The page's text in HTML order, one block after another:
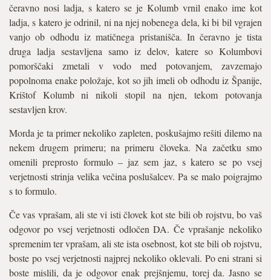
čeravno nosi ladja, s katero se je Kolumb vrnil enako ime kot
ladja, s katero je odrinil, ni na njej nobenega dela, ki bi bil vgrajen
vanjo ob odhodu iz matičnega pristanišča. In čeravno je tista
druga ladja sestavljena samo iz delov, katere so Kolumbovi
pomorščaki zmetali v vodo med potovanjem, zavzemajo
popolnoma enake položaje, kot so jih imeli ob odhodu iz Španije,
Krištof Kolumb ni nikoli stopil na njen, tekom potovanja
sestavljen krov.
Morda je ta primer nekoliko zapleten, poskušajmo rešiti dilemo na
nekem drugem primeru; na primeru človeka. Na začetku smo
omenili preprosto formulo – jaz sem jaz, s katero se po vsej
verjetnosti strinja velika večina poslušalcev. Pa se malo poigrajmo
s to formulo.
Če vas vprašam, ali ste vi isti človek kot ste bili ob rojstvu, bo vaš
odgovor po vsej verjetnosti odločen DA. Če vprašanje nekoliko
spremenim ter vprašam, ali ste ista osebnost, kot ste bili ob rojstvu,
boste po vsej verjetnosti najprej nekoliko oklevali. Po eni strani si
boste mislili, da je odgovor enak prejšnjemu, torej da. Jasno se